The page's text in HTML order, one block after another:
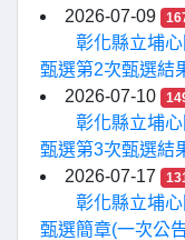
2026-07-09
彰化縣立埔
甄選第2次甄選結
2026-07-10
彰化縣立埔
甄選第3次甄選結
2026-07-17
彰化縣立埔
甄選簡章(一次公